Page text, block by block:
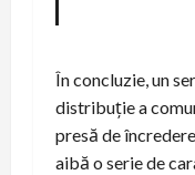
În concluzie, un
distribuție a
presă de
aibă o serie de